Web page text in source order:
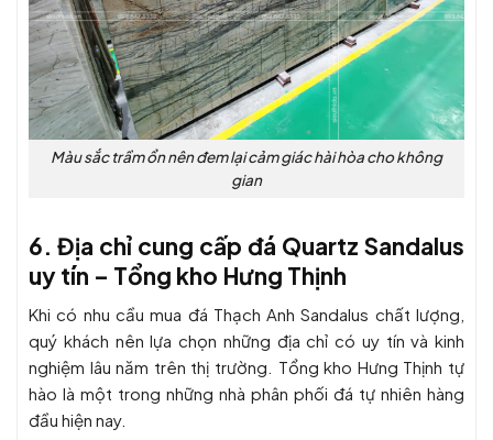
Màu sắc trầm ổn nên đem lại cảm giác hài hòa cho không
gian
6. Địa chỉ cung cấp đá Quartz Sandalus
uy tín – Tổng kho Hưng Thịnh
Khi có nhu cầu mua đá Thạch Anh Sandalus chất lượng,
quý khách nên lựa chọn những địa chỉ có uy tín và kinh
nghiệm lâu năm trên thị trường. Tổng kho Hưng Thịnh tự
hào là một trong những nhà phân phối đá tự nhiên hàng
đầu hiện nay.